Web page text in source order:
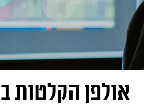
אולפן הקלטות